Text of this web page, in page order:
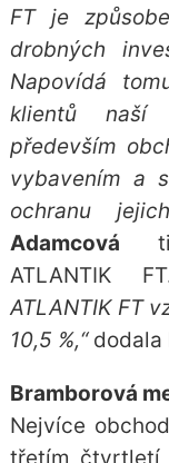
FT je
drobných
Napovídá
klientů naší
především
vybavením a
ochranu
Adamcová
ATLANTIK
ATLANTIK FT
10,5 %,“ dodala
Bramborová
Nejvíce